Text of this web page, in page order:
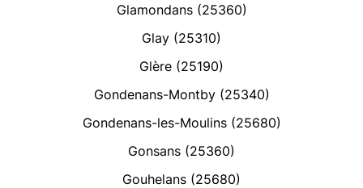
Glamondans (25360)
Glay (25310)
Glère (25190)
Gondenans-Montby (25340)
Gondenans-les-Moulins (25680)
Gonsans (25360)
Gouhelans (25680)